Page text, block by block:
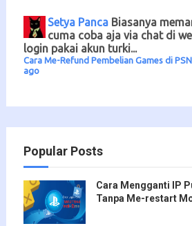
Setya Panca Biasanya
cuma coba aja via chat di
login pakai akun turki...
Cara Me-Refund Pembelian Games di
ago
Popular Posts
Cara Mengganti IP
Tanpa Me-restart